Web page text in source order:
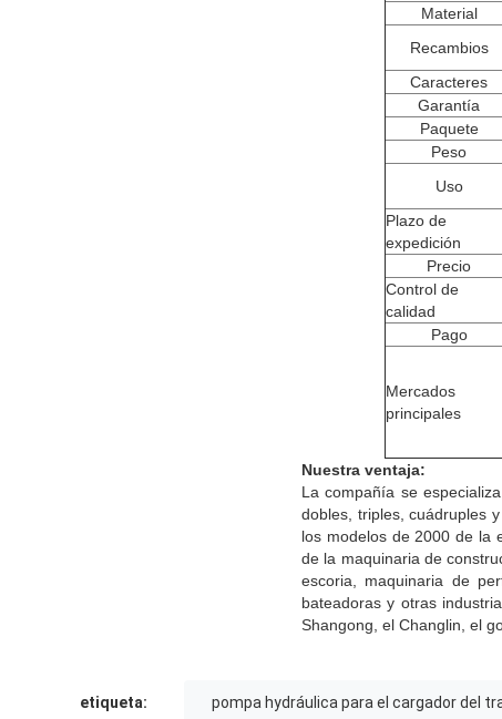
Material
Recambios
Caracteres
Garantía
Paquete
Peso
Uso
Plazo de
expedición
Precio
Control de
calidad
Pago
Mercados
principales
Nuestra ventaja:
La compañía se
dobles, triples, cuádruples
los modelos de 2000 de la
de la maquinaria de
escoria, maquinaria de
bateadoras y otras
Shangong, el Changlin, el
etiqueta: pompa hydráulica para el cargador del